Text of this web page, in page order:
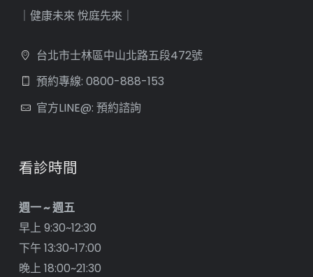
｜健康未來 悅庭先來｜
台北市士林區中山北路五段472號
預約專線: 0800-888-153
官方LINE@: 預約諮詢
看診時間
週一 ~ 週五
早上 9:30~12:30
下午 13:30~17:00
晚上 18:00~21:30